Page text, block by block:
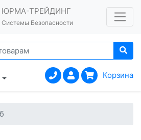
ЮРМА-ТРЕЙДИНГ
Системы Безопасности
Корзина